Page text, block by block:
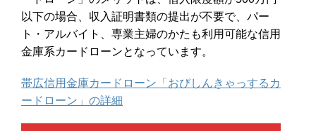
以下の場合、収入証明書類の提出が不要で、パー
ト・アルバイト、専業主婦のかたも利用可能な信用
金庫系カードローンとなっています。
帯広信用金庫カードローン「おびしんきゃっするカ
ードローン」の詳細